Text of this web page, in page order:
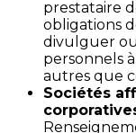
prestataire
obligations
divulguer
personnels
autres que
Sociétés